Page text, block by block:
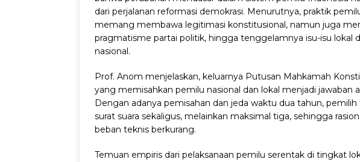
dari perjalanan reformasi demokrasi. Menurutnya, praktik
memang membawa legitimasi konstitusional, namun juga
pragmatisme partai politik, hingga tenggelamnya isu-isu lokal
nasional.
Prof. Anom menjelaskan, keluarnya Putusan Mahkamah
yang memisahkan pemilu nasional dan lokal menjadi jawaban
Dengan adanya pemisahan dan jeda waktu dua tahun,
surat suara sekaligus, melainkan maksimal tiga, sehingga
beban teknis berkurang.
Temuan empiris dari pelaksanaan pemilu serentak di tingkat